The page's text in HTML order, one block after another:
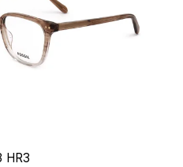
HR3